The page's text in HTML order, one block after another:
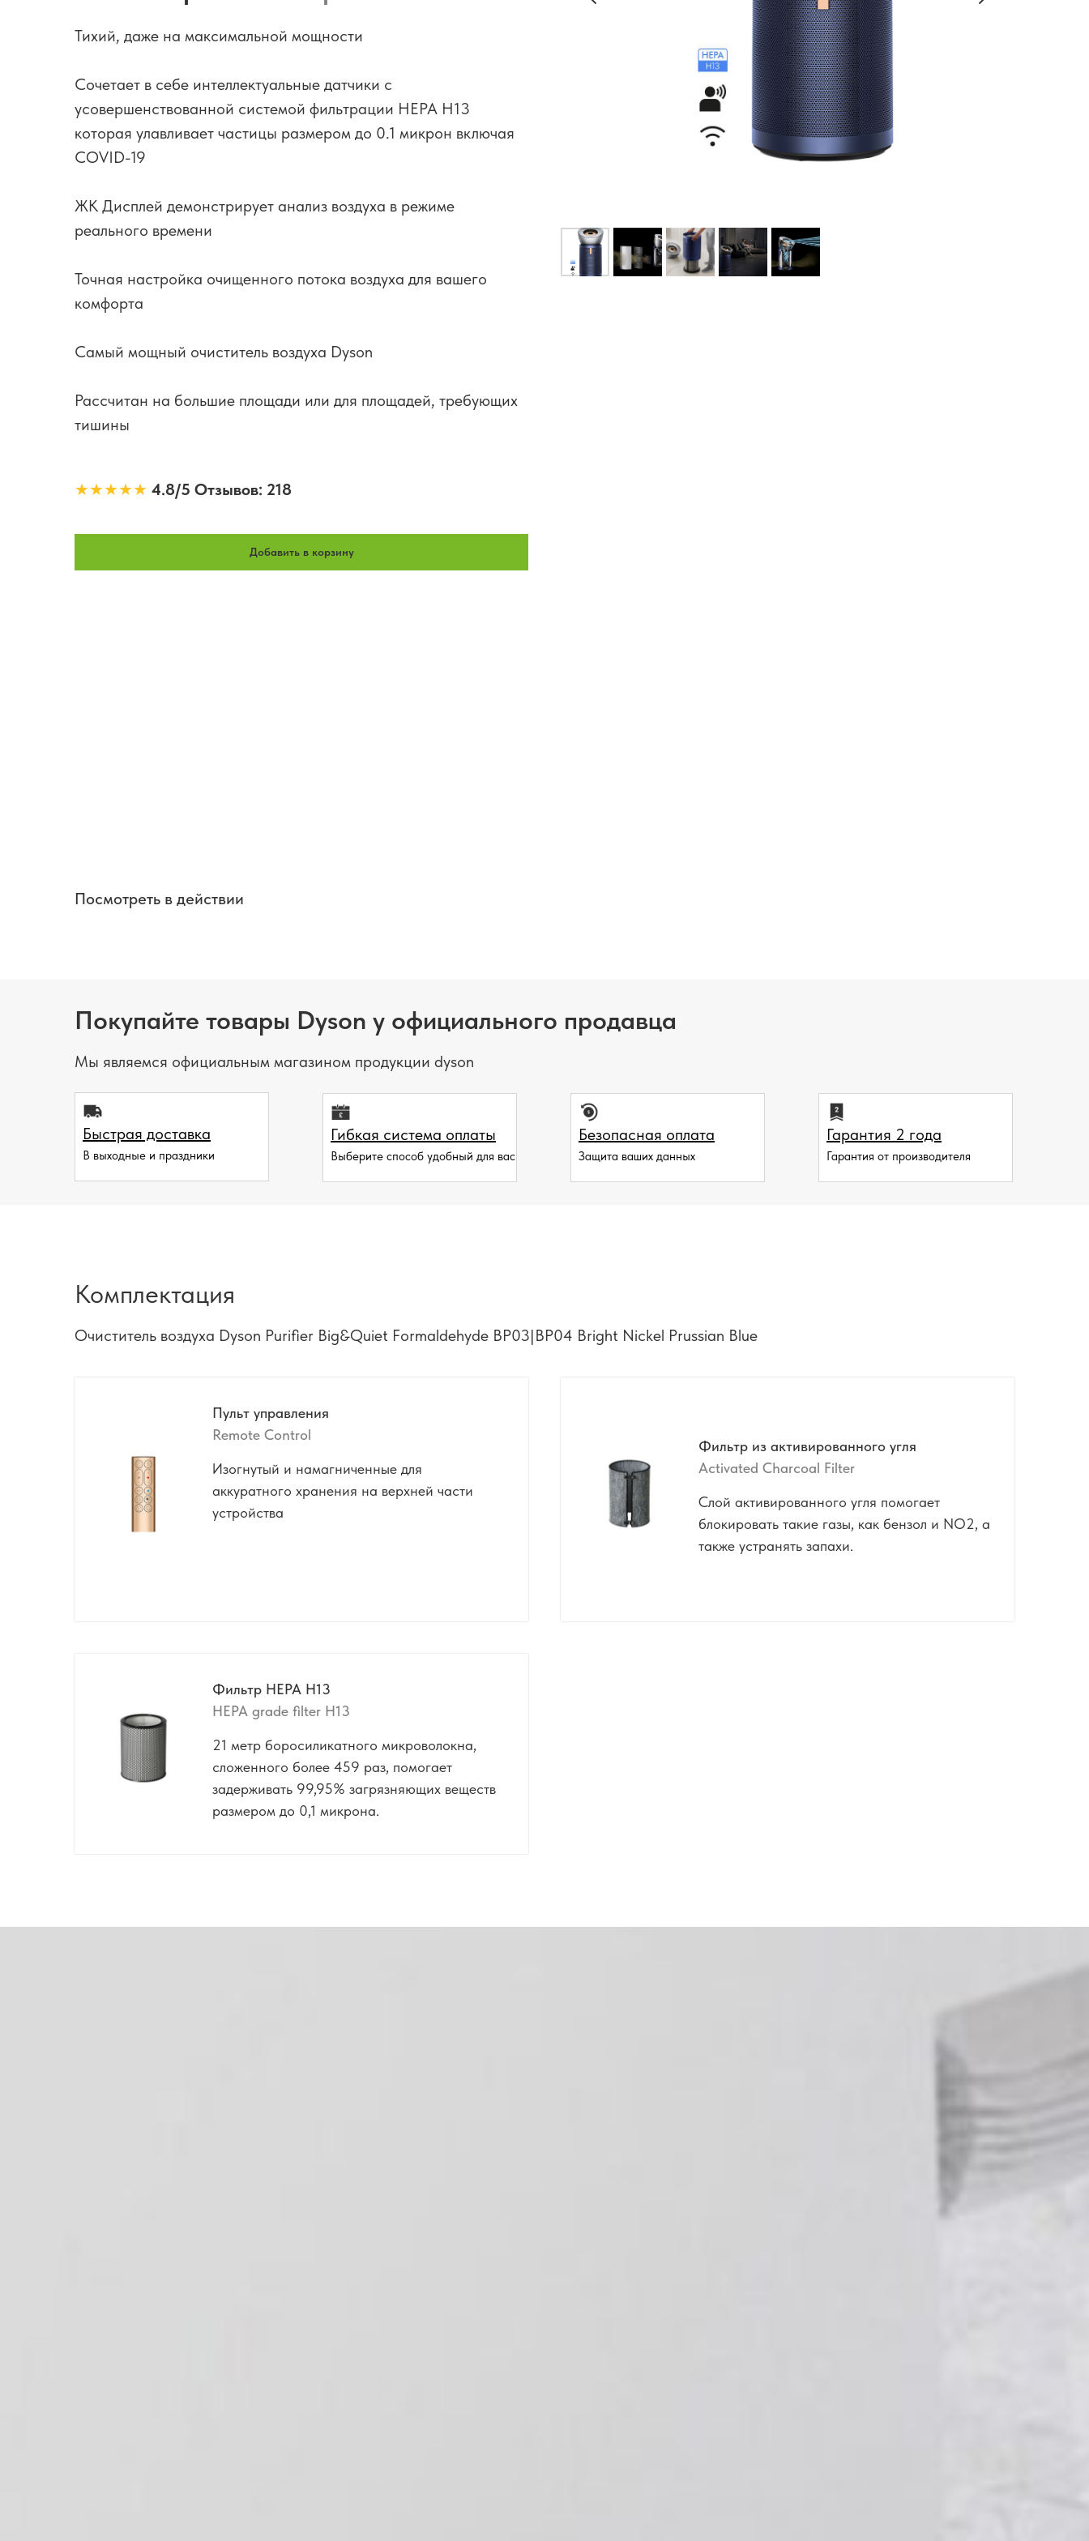
Тихий, даже на максимальной мощности
Сочетает в себе интеллектуальные датчики с
усовершенствованной системой фильтрации HEPA H13
которая улавливает частицы размером до 0.1 микрон включая
COVID-19
ЖК Дисплей демонстрирует анализ воздуха в режиме
реального времени
Точная настройка очищенного потока воздуха для вашего
комфорта
Самый мощный очиститель воздуха Dyson
Рассчитан на большие площади или для площадей, требующих
тишины
★★★★★ 4.8/5 Отзывов: 218
Добавить в корзину
Посмотреть в действии
Покупайте товары Dyson у официального продавца
Мы являемся официальным магазином продукции dyson
Быстрая доставка
В выходные и праздники
Гибкая система оплаты
Выберите способ удобный для вас
Безопасная оплата
Защита ваших данных
Гарантия 2 года
Гарантия от производителя
Комплектация
Очиститель воздуха Dyson Purifier Big&Quiet Formaldehyde BP03|BP04 Bright Nickel Prussian Blue
Пульт управления
Remote Control
Изогнутый и намагниченные для
аккуратного хранения на верхней части
устройства
Фильтр из активированного угля
Activated Charcoal Filter
Слой активированного угля помогает
блокировать такие газы, как бензол и NO2, а
также устранять запахи.
Фильтр HEPA H13
HEPA grade filter H13
21 метр боросиликатного микроволокна,
сложенного более 459 раз, помогает
задерживать 99,95% загрязняющих веществ
размером до 0,1 микрона.